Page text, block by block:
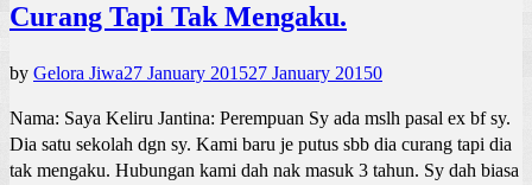
Curang Tapi Tak Mengaku.
by Gelora Jiwa27 January 201527 January 20150
Nama: Saya Keliru Jantina: Perempuan Sy ada mslh pasal ex bf sy.
Dia satu sekolah dgn sy. Kami baru je putus sbb dia curang tapi dia
tak mengaku. Hubungan kami dah nak masuk 3 tahun. Sy dah biasa